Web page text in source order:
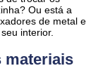
Ou está a
de metal e
interior.
materiais